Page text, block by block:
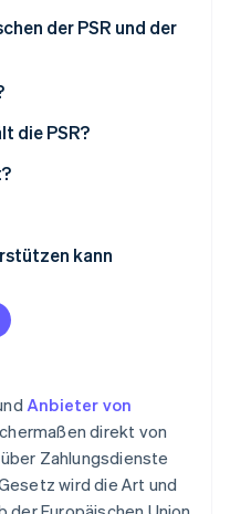
der PSR und der
die PSR?
kann
Anbieter von
direkt von
Zahlungsdienste
wird die Art und